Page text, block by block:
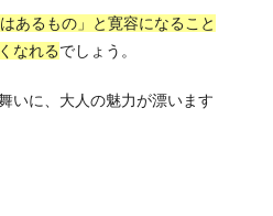
あるもの」と寛容になること
なれるでしょう。
いに、大人の魅力が漂います